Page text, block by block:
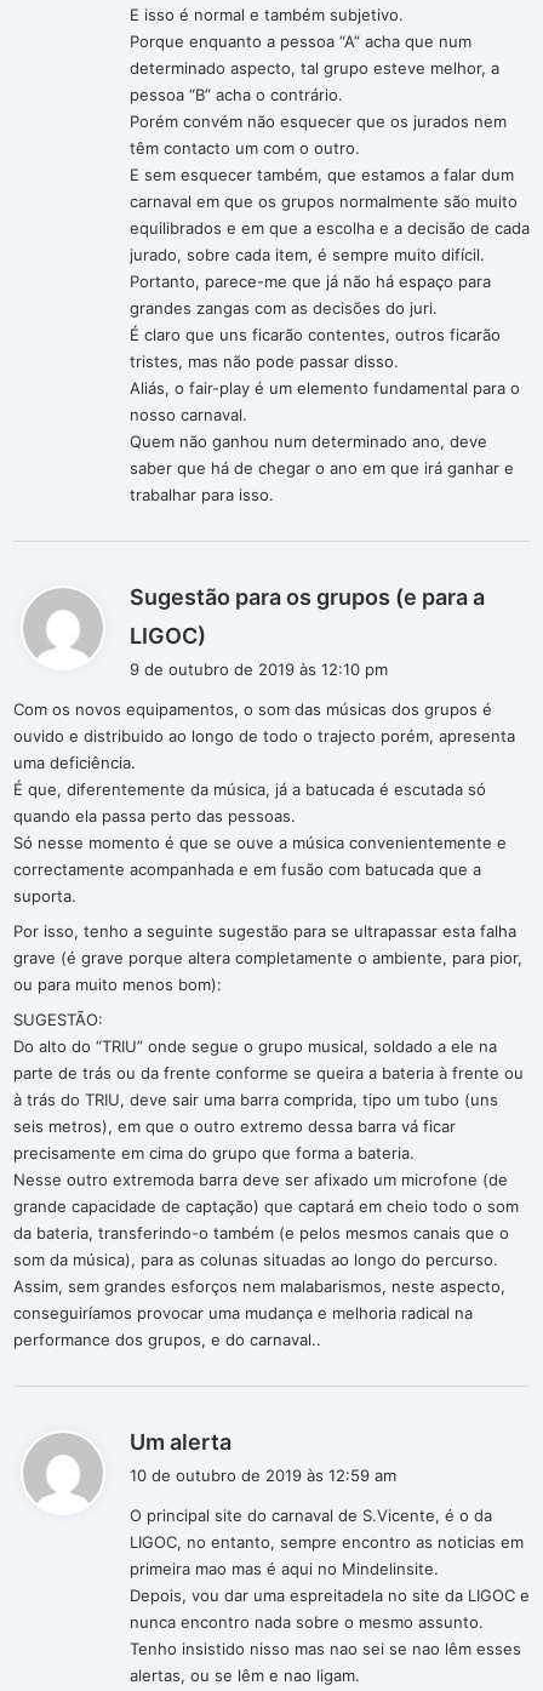
E isso é normal e também subjetivo.
Porque enquanto a pessoa “A” acha que num
determinado aspecto, tal grupo esteve melhor, a
pessoa “B” acha o contrário.
Porém convém não esquecer que os jurados nem
têm contacto um com o outro.
E sem esquecer também, que estamos a falar dum
carnaval em que os grupos normalmente são muito
equilibrados e em que a escolha e a decisão de cada
jurado, sobre cada item, é sempre muito difícil.
Portanto, parece-me que já não há espaço para
grandes zangas com as decisões do juri.
É claro que uns ficarão contentes, outros ficarão
tristes, mas não pode passar disso.
Aliás, o fair-play é um elemento fundamental para o
nosso carnaval.
Quem não ganhou num determinado ano, deve
saber que há de chegar o ano em que irá ganhar e
trabalhar para isso.
Sugestão para os grupos (e para a
LIGOC)
s
e
9 de outubro de 2019 às 12:10 pm
Com os novos equipamentos, o som das músicas dos grupos é
ouvido e distribuido ao longo de todo o trajecto porém, apresenta
uma deficiência.
É que, diferentemente da música, já a batucada é escutada só
quando ela passa perto das pessoas.
Só nesse momento é que se ouve a música convenientemente e
correctamente acompanhada e em fusão com batucada que a
suporta.
Por isso, tenho a seguinte sugestão para se ultrapassar esta falha
grave (é grave porque altera completamente o ambiente, para pior,
ou para muito menos bom):
SUGESTÃO:
Do alto do “TRIU” onde segue o grupo musical, soldado a ele na
parte de trás ou da frente conforme se queira a bateria à frente ou
à trás do TRIU, deve sair uma barra comprida, tipo um tubo (uns
seis metros), em que o outro extremo dessa barra vá ficar
precisamente em cima do grupo que forma a bateria.
Nesse outro extremoda barra deve ser afixado um microfone (de
grande capacidade de captação) que captará em cheio todo o som
da bateria, transferindo-o também (e pelos mesmos canais que o
som da música), para as colunas situadas ao longo do percurso.
Assim, sem grandes esforços nem malabarismos, neste aspecto,
conseguiríamos provocar uma mudança e melhoria radical na
performance dos grupos, e do carnaval..
Um alerta
s
e
:
10 de outubro de 2019 às 12:59 am
O principal site do carnaval de S.Vicente, é o da
LIGOC, no entanto, sempre encontro as noticias em
primeira mao mas é aqui no Mindelinsite.
Depois, vou dar uma espreitadela no site da LIGOC e
nunca encontro nada sobre o mesmo assunto.
Tenho insistido nisso mas nao sei se nao lêm esses
alertas, ou se lêm e nao ligam.